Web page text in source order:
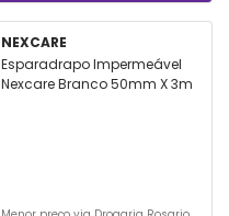
NEXCARE
Esparadrapo Impermeável
Nexcare Branco 50mm X 3m